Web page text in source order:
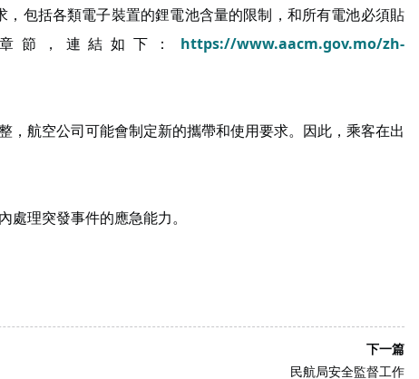
包括各類電子裝置的鋰電池含量的限制，和所有電池必須貼
節，連結如下：
https://www.aacm.gov.mo/zh-
航空公司可能會制定新的攜帶和使用要求。因此，乘客在出
理突發事件的應急能力。
下一篇
民航局安全監督工作